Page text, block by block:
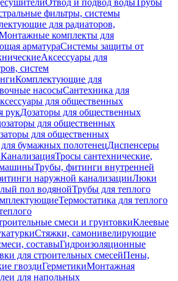
Отвод и подвод водыТрубы
фильтры, системы
для радиаторов,
комплекты для
арматураСистемы защиты от
Аксессуары для
систем
Комплектующие для
насосыСантехника для
для общественных
рукДозаторы для общественных
для общественных
для общественных
бумажных полотенецДиспенсеры
КанализацияТросы сантехнические,
Трубы, фитинги внутренней
наружной канализацииЛюки
пол водянойТрубы для теплого
Термостатика для теплого
смеси и грунтовкиКлеевые
Стяжки, самонивелирующие
составыГидроизоляционные
для строительных смесейПены,
гвоздиГерметикиМонтажная
для напольных